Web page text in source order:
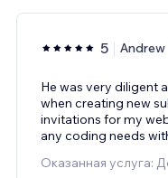
5 Andrew
He was very diligent
when creating new
invitations for my
any coding needs
Оказанная услуга: